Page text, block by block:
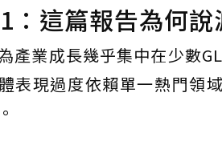
：這篇報告為何
產業成長幾乎集中在少數
表現過度依賴單一熱門領